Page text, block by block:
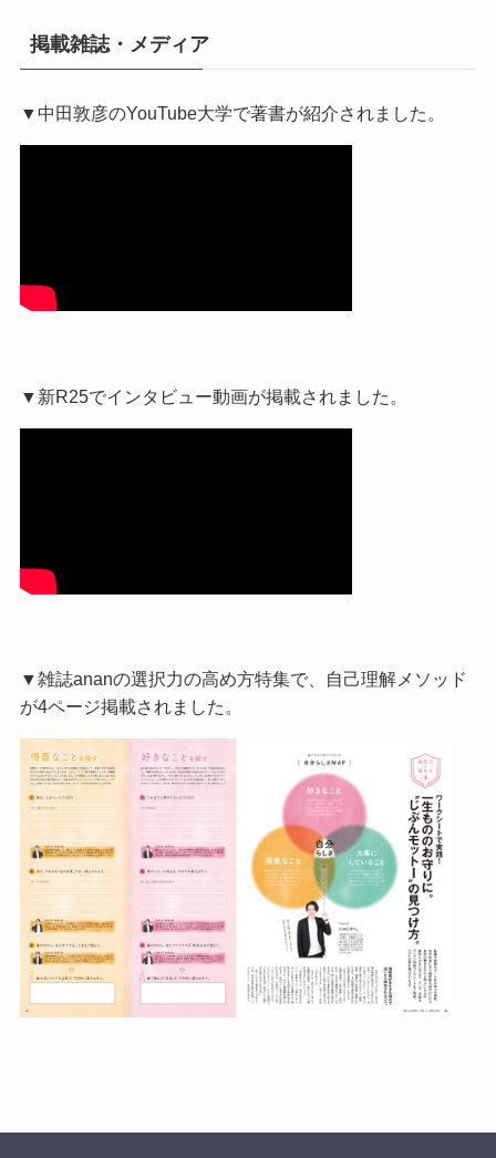
掲載雑誌・メディア
▼中田敦彦のYouTube大学で著書が紹介されました。
▼新R25でインタビュー動画が掲載されました。
▼雑誌ananの選択力の高め方特集で、自己理解メソッド
が4ページ掲載されました。